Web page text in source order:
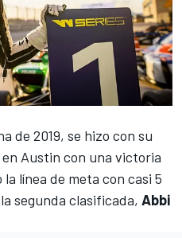
de 2019, se hizo con su
Austin con una victoria
línea de meta con casi 5
segunda clasificada, Abbi